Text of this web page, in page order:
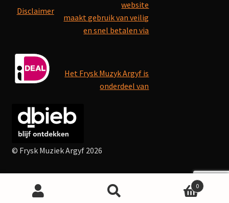
Disclaimer
website
maakt gebruik van veilig
en snel betalen via
Het Frysk Muzyk Argyf is
onderdeel van
© Frysk Muziek Argyf 2026
0